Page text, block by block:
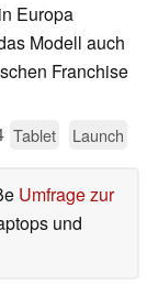
Europa
Modell auch
Franchise
Tablet Launch
Umfrage zur
und